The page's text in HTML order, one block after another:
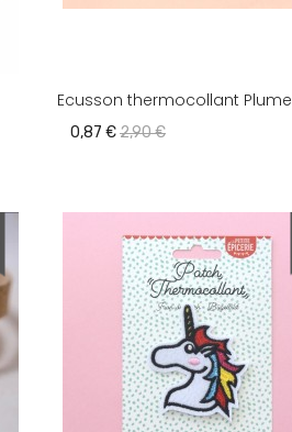
Ecusson thermocollant Plume
0,87 €2,90 €